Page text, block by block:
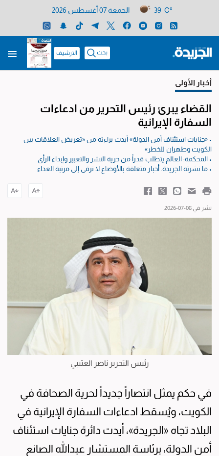
39 C° الجمعة 07 أغسطس 2026
بحث الارشيف
أخبار الأولى
القضاء يبرئ رئيس التحرير من ادعاءات
السفارة الإيرانية
• «جنايات استئناف أمن الدولة» أيدت براءته من «تعريض العلاقات بين
الكويت وطهران للخطر»
• المحكمة: العالم يتطلب قدراً من حرية النشر والتعبير وإبداء الرأي
• ما نشرته الجريدة. أخبار متعلقة بالأوضاع لا ترقى إلى مرتبة العداء
نشر في 08-07-2026
رئيس التحرير ناصر العتيبي
في حكم يمثل انتصاراً جديداً لحرية الصحافة في
الكويت، ويُسقط ادعاءات السفارة الإيرانية في
البلاد تجاه «الجريدة»، أيدت دائرة جنايات استئناف
أمن الدولة، برئاسة المستشار عبدالله الصانع